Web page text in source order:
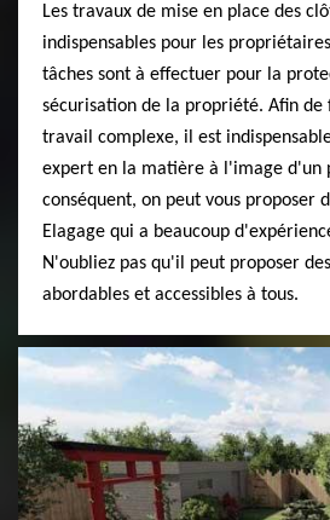
Les travaux de mise en place des
indispensables pour les
tâches sont à effectuer pour la
sécurisation de la propriété. Afin de
travail complexe, il est
expert en la matière à l'image d'un
conséquent, on peut vous proposer
Elagage qui a beaucoup
N'oubliez pas qu'il peut proposer
abordables et accessibles à tous.